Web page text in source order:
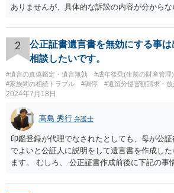
ありませんが、具体的な訴訟の内容が分から
わかっている代理人弁護士に聞くか、 訴訟資
ってみましょう。 その上で、一般論として回
決は（ケースによって程度の差はあっても）食
す。 金額は適当ですが、例えば判決で１００
になりそうな場合、 そのまま１００万円を和
判決と変わらないなら払う側としてはあまり和
のまま判決で１００万円支払いとなるより、７
マシ」ということで、 合意の可能性が出てき
は、判決になったらどうなりそうか、という
欠ですので、 初めに述べた通り、代理人と相
面談相談に行ってみることをお勧めします。
2
公正証書遺言書を無効にする事
相談したいです。
#遺言の真偽鑑定・遺言無効 #成年後見(生前の財産管理)
#家族間の相続トラブル
#調停 #遺留分侵害額請求・放
2024年7月18日
高島 秀行 弁護士
印鑑登録が代理でなされたとしても、母が公
でよいと公証人に説明をして遺言書を作成し
ます。 むしろ、 公正証書作成前後に下記の事
月に携帯が新しくなった母からの第一声は「